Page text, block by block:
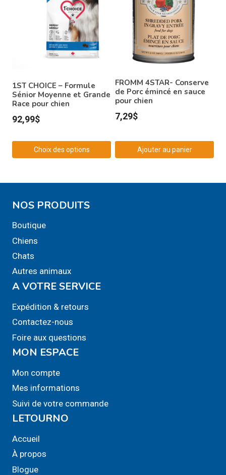
variations.
choisies
sur
la
produit
plusieurs
variations.
options
peuvent
être
choisies
sur
la
produit
1ST CHOICE – Formule
Sénior Moyenne et Grande
Race pour chien
92,99$
Choix des options
plusieurs
options
peuvent
être
choisies
page
du
produit
FROMM 4STAR- Conserve
de Porc émincé en sauce
pour chien
7,29$
Ajouter au panier
NOS PRODUITS
Boutique
Chiens
Chats
Autres animaux
A VOTRE SERVICE
Expédition & retours
Contactez-nous
Foire aux questions
MON ESPACE
Mon compte
Mes informations
Suivi de votre commande
LETOURNO
Accueil
À propos
Blogue